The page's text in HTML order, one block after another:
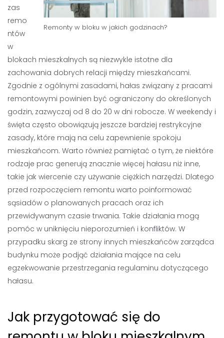
Remonty w bloku w jakich godzinach?
zas
remo
ntów
w
blokach mieszkalnych są niezwykle istotne dla
zachowania dobrych relacji między mieszkańcami.
Zgodnie z ogólnymi zasadami, hałas związany z pracami
remontowymi powinien być ograniczony do określonych
godzin, zazwyczaj od 8 do 20 w dni robocze. W weekendy i
święta często obowiązują jeszcze bardziej restrykcyjne
zasady, które mają na celu zapewnienie spokoju
mieszkańcom. Warto również pamiętać o tym, że niektóre
rodzaje prac generują znacznie więcej hałasu niż inne,
takie jak wiercenie czy używanie ciężkich narzędzi. Dlatego
przed rozpoczęciem remontu warto poinformować
sąsiadów o planowanych pracach oraz ich
przewidywanym czasie trwania. Takie działania mogą
pomóc w uniknięciu nieporozumień i konfliktów. W
przypadku skarg ze strony innych mieszkańców zarządca
budynku może podjąć działania mające na celu
egzekwowanie przestrzegania regulaminu dotyczącego
hałasu.
Jak przygotować się do